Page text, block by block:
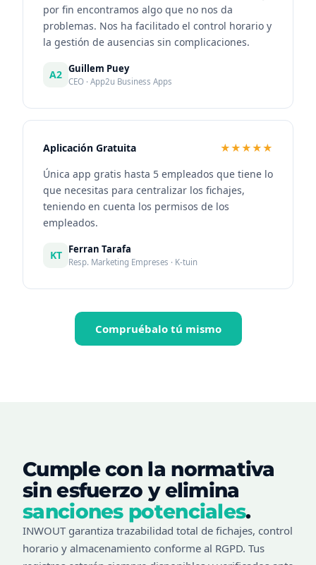
por fin encontramos algo que no nos da
problemas. Nos ha facilitado el control horario y
la gestión de ausencias sin complicaciones.
A2 Guillem Puey
CEO · App2u Business Apps
Aplicación Gratuita
★★★★★
Única app gratis hasta 5 empleados que tiene lo
que necesitas para centralizar los fichajes,
teniendo en cuenta los permisos de los
empleados.
KT Ferran Tarafa
Resp. Marketing Empreses · K-tuin
Compruébalo tú mismo
Cumple con la normativa
sin esfuerzo y elimina
sanciones potenciales.
INWOUT garantiza trazabilidad total de fichajes, control
horario y almacenamiento conforme al RGPD. Tus